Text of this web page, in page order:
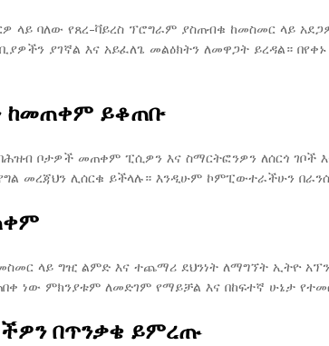
ላይ ባለው የጸረ-ቫይረስ ፕሮግራም ያስጠብቁ ከመስመር ላይ
ያገኛል እና አይፈለጌ መልዕክትን ለመዋጋት ይረዳል።
ከመጠቀም ይቆጠቡ
በሕዝብ ቦታዎች መጠቀም ፒሲዎን እና ስማርትፎንዎን ለሰርጎ
መረጃህን ሊሰርቁ ይችላሉ። እንዲሁም ኮምፒውተራችሁን
ላይ ግዢ ልምድ እና ተጨማሪ ደህንነት ለማግኘት ኢትዮ
ነው ምክንያቱም ለመድገም የማይቻል እና በከፍተኛ ሁኔታ
በጥንቃቄ ይምረጡ